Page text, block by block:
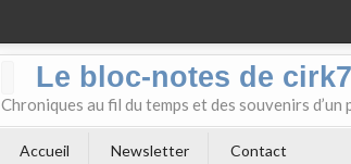
Le bloc-notes de
Chroniques au fil du temps et des souvenirs d’un
Accueil Newsletter Contact